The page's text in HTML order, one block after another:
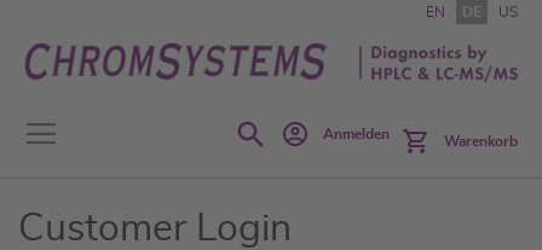
Inhalt
springen
EN DE US
SearchAnmelden Warenkorb
Customer Login